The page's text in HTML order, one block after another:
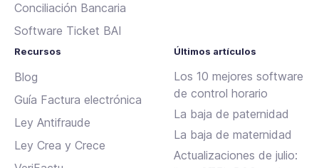
Conciliación Bancaria
Software Ticket BAI
Recursos
Blog
Guía Factura electrónica
Ley Antifraude
Ley Crea y Crece
Últimos artículos
Los 10 mejores software
de control horario
La baja de paternidad
La baja de maternidad
Actualizaciones de julio: